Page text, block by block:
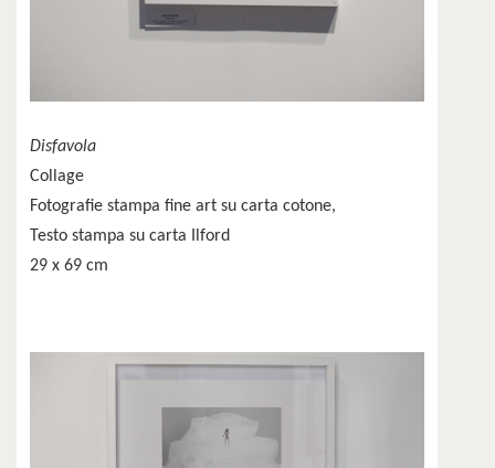
Disfavola
Collage
Fotografie stampa fine art su carta cotone,
Testo stampa su carta Ilford
29 x 69 cm